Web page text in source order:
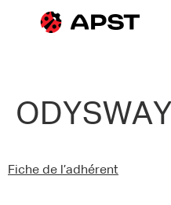
Qui sommes-nous ?
ODYSWAY
Fiche de l’adhérent